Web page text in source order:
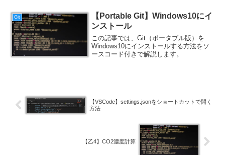
Git
【Portable Git】Windows10にイ
ンストール
この記事では、Git（ポータブル版）を
Windows10にインストールする方法をソ
ースコード付きで解説します。
【VSCode】settings.jsonをショートカットで開く
方法
【乙4】CO2濃度計算